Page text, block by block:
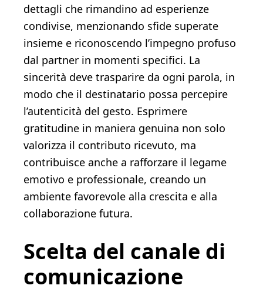
dettagli che rimandino ad esperienze
condivise, menzionando sfide superate
insieme e riconoscendo l’impegno profuso
dal partner in momenti specifici. La
sincerità deve trasparire da ogni parola, in
modo che il destinatario possa percepire
l’autenticità del gesto. Esprimere
gratitudine in maniera genuina non solo
valorizza il contributo ricevuto, ma
contribuisce anche a rafforzare il legame
emotivo e professionale, creando un
ambiente favorevole alla crescita e alla
collaborazione futura.
Scelta del canale di
comunicazione